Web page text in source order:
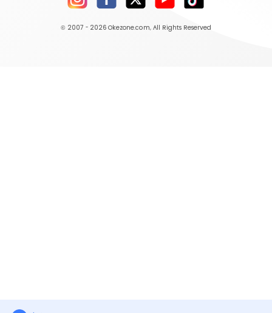
© 2007 - 2026 Okezone.com, All Rights Reserved